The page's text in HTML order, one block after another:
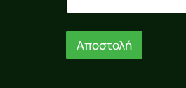
a
l
Αποστολή